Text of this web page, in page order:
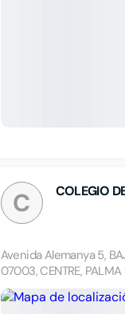
C COLEGIO
Avenida Alemanya 5,
07003, CENTRE,